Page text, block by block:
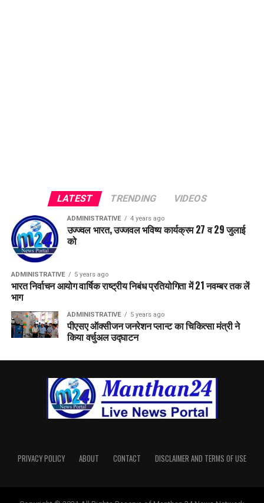
LATEST TRENDING VIDEOS
ADMINISTRATIVE 4 years ago
उज्ज्वल भारत, उज्जवल भविष्य कार्यक्रम 27 व 29 जुलाई
को
ADMINISTRATIVE 5 years ago
भारत निर्वाचन आयोग वार्षिक राष्ट्रीय निबंध प्रतियोगिता में 21 नवम्बर तक लें
भाग
ADMINISTRATIVE 5 years ago
पीएसए ऑक्सीजन जनरेशन प्लान्ट का चिकित्सा मंत्री ने
किया वर्चुअल उद्घाटन
PRIVACY POLICY ABOUT CONTACT DISCLAIMER AND TERMS OF USE